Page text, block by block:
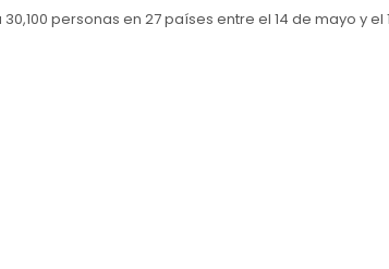
personas en 27 países entre el 14 de mayo y el